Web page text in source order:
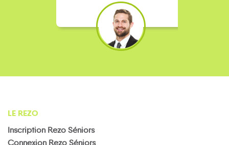
LE REZO
Inscription Rezo Séniors
Connexion Rezo Séniors